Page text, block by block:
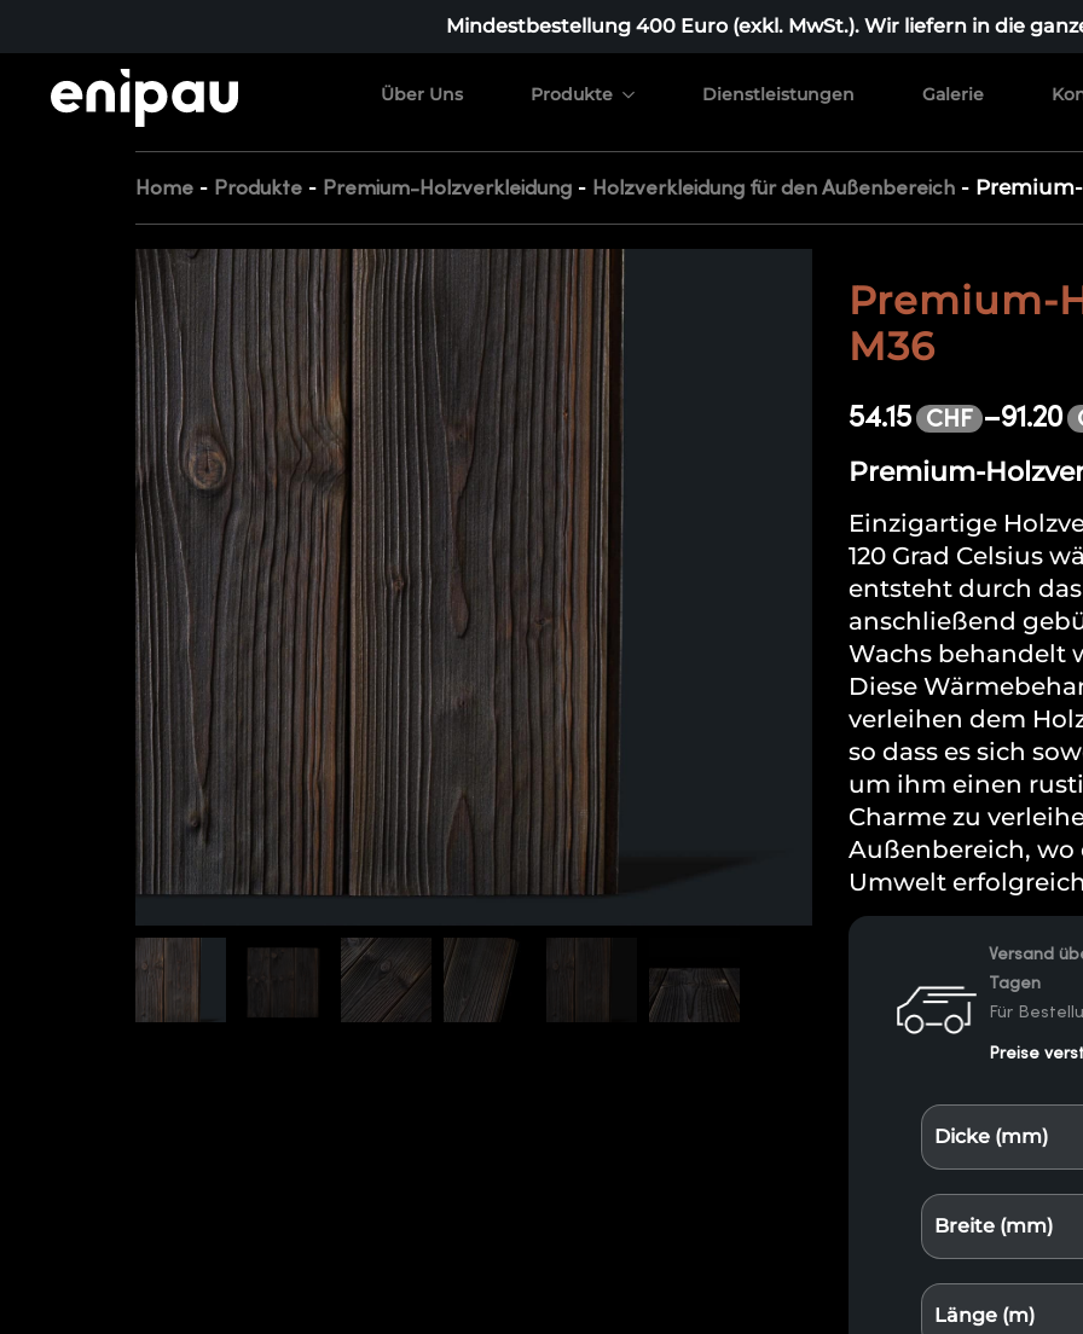
Mindestbestellung 400 Euro (exkl. MwSt.). Wir liefern in die
Über Uns Produkte Dienstleistungen Galerie
Home - Produkte - Premium-Holzverkleidung - Holzverkleidung für den Außenbereich -
Premium-
M36
54.15 CHF –91.20
Premium-
Einzigartige
120 Grad Celsius
entsteht durch
anschließend
Wachs behandelt
Diese
verleihen dem
so dass es sich
um ihm einen
Charme zu
Außenbereich, wo
Umwelt
Versand
Tagen
Für
Preise
Dicke (mm)
Breite (mm)
Länge (m)